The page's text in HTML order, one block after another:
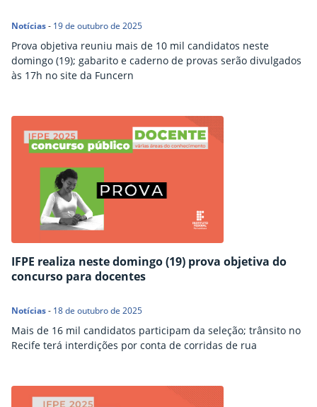
Notícias- 19 de outubro de 2025
Prova objetiva reuniu mais de 10 mil candidatos neste
domingo (19); gabarito e caderno de provas serão divulgados
às 17h no site da Funcern
IFPE realiza neste domingo (19) prova objetiva do
concurso para docentes
Notícias- 18 de outubro de 2025
Mais de 16 mil candidatos participam da seleção; trânsito no
Recife terá interdições por conta de corridas de rua